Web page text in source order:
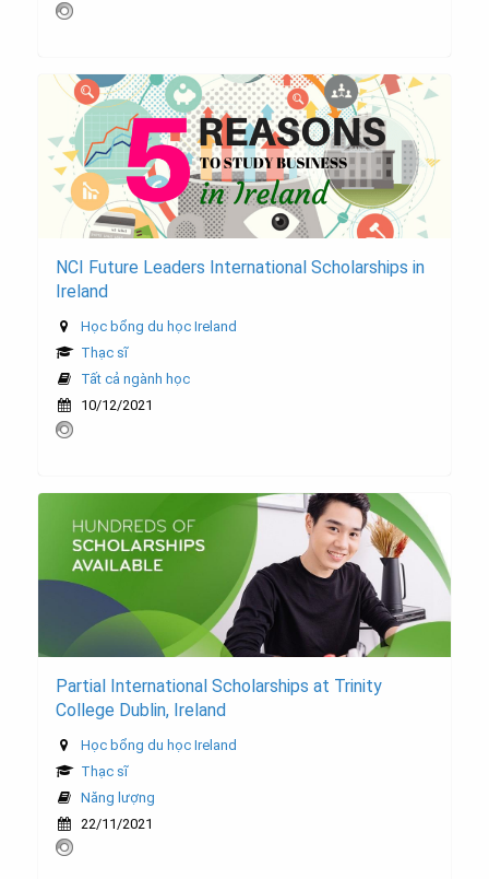
NCI Future Leaders International Scholarships in
Ireland
Học bổng du học Ireland
Thạc sĩ
Tất cả ngành học
10/12/2021
Partial International Scholarships at Trinity
College Dublin, Ireland
Học bổng du học Ireland
Thạc sĩ
Năng lượng
22/11/2021